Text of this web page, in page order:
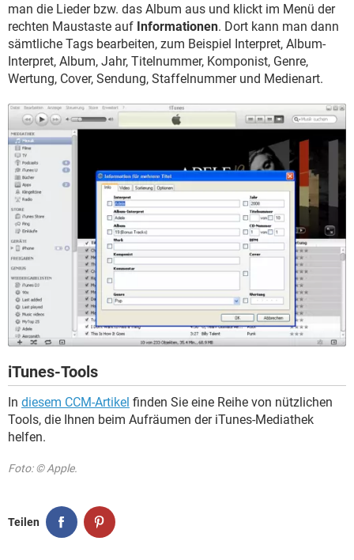
man die Lieder bzw. das Album aus und klickt im Menü der
rechten Maustaste auf Informationen. Dort kann man dann
sämtliche Tags bearbeiten, zum Beispiel Interpret, Album-
Interpret, Album, Jahr, Titelnummer, Komponist, Genre,
Wertung, Cover, Sendung, Staffelnummer und Medienart.
iTunes-Tools
In diesem CCM-Artikel finden Sie eine Reihe von nützlichen
Tools, die Ihnen beim Aufräumen der iTunes-Mediathek
helfen.
Foto: © Apple.
Teilen